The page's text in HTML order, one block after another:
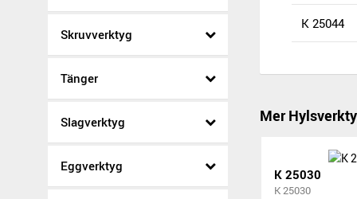
Skruvverktyg
Tänger
Slagverktyg
Eggverktyg
K 25044
Mer
K 25030
K 25030